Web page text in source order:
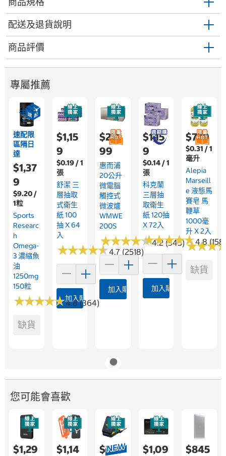
配送及退貨說明
商品評價
專屬推薦
速配限
區隔日
達
$1,37
9
$9.20 /
1粒
Sports
Researc
H
Omega-
3 濃縮魚
油
1250mg
150粒
★★★★★
★★★★★4.8 (364)
缺貨
$1,15
9
$0.19 / 1
張
舒潔 三
層抽取
式衛生
紙 100
抽 X 64
入
★★★★★
★★★★★4.7 (2518)
加入購物車
$2,4
99
惠而浦
20公升
微電腦
觸控式
微波爐
WMWE
200S
★★★★★
★★★★★4.2 (345)
加入購物車
$1,15
9
$0.14 / 1
張
科克蘭
三層抽
取衛生
紙 120抽
X 72入
★★★★★
★★★★★4.8
加入購物車
$779
$0.31 / 1
毫升
Alepia
Marseill
E 液態馬
賽皂 馬
鞭草
1000毫
升 X 2入
★★★
★★★
缺貨
您可能會喜歡
$1,29
$1,14
$2,19
$1,09
$845